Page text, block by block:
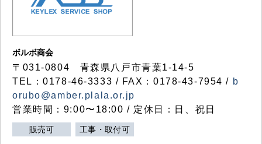
ボルボ商会
〒031-0804 青森県八戸市青葉1-14-5
TEL：0178-46-3333 / FAX：0178-43-7954 / b
orubo@amber.plala.or.jp
営業時間：9:00〜18:00 / 定休日：日、祝日
販売可 工事・取付可